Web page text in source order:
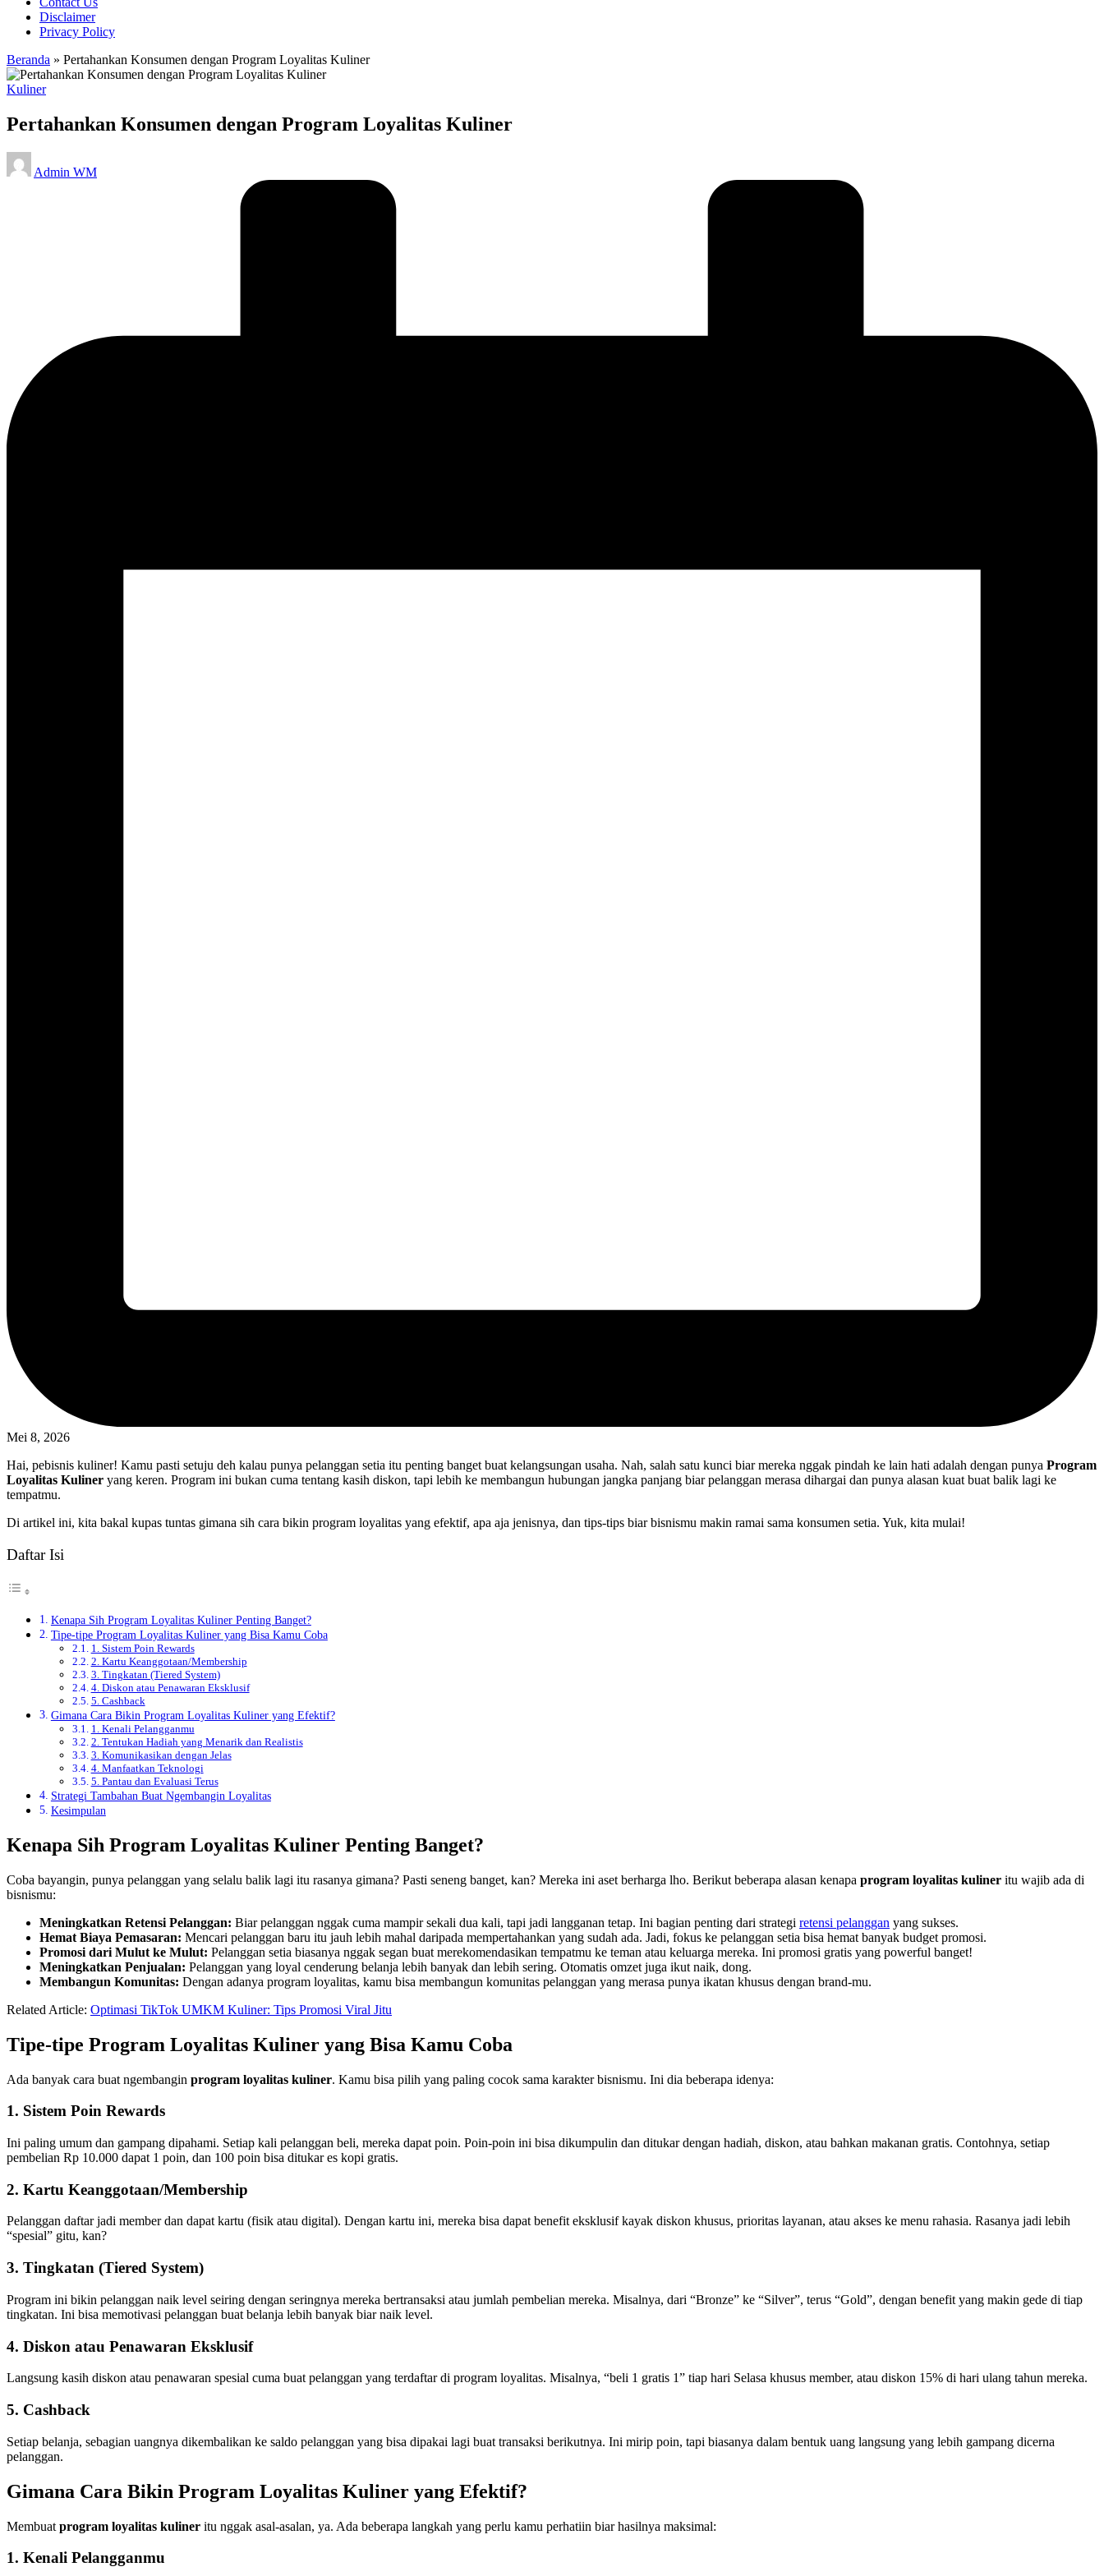
Disclaimer
Privacy Policy
Beranda » Pertahankan Konsumen dengan Program Loyalitas Kuliner
Posted
Kuliner
Pertahankan Konsumen dengan Program Loyalitas Kuliner
Posted
by
Admin WM
Mei 8, 2026
Hai, pebisnis kuliner! Kamu pasti setuju deh kalau punya pelanggan setia itu penting banget buat kelangsungan usaha. Nah, salah satu kunci biar mereka nggak pindah ke lain hati adalah dengan punya Program
Loyalitas Kuliner yang keren. Program ini bukan cuma tentang kasih diskon, tapi lebih ke membangun hubungan jangka panjang biar pelanggan merasa dihargai dan punya alasan kuat buat balik lagi ke
tempatmu.
Di artikel ini, kita bakal kupas tuntas gimana sih cara bikin program loyalitas yang efektif, apa aja jenisnya, dan tips-tips biar bisnismu makin ramai sama konsumen setia. Yuk, kita mulai!
Daftar Isi
Kenapa Sih Program Loyalitas Kuliner Penting Banget?
Tipe-tipe Program Loyalitas Kuliner yang Bisa Kamu Coba
1. Sistem Poin Rewards
2. Kartu Keanggotaan/Membership
3. Tingkatan (Tiered System)
4. Diskon atau Penawaran Eksklusif
5. Cashback
Gimana Cara Bikin Program Loyalitas Kuliner yang Efektif?
1. Kenali Pelangganmu
2. Tentukan Hadiah yang Menarik dan Realistis
3. Komunikasikan dengan Jelas
4. Manfaatkan Teknologi
5. Pantau dan Evaluasi Terus
Strategi Tambahan Buat Ngembangin Loyalitas
Kesimpulan
Kenapa Sih Program Loyalitas Kuliner Penting Banget?
Coba bayangin, punya pelanggan yang selalu balik lagi itu rasanya gimana? Pasti seneng banget, kan? Mereka ini aset berharga lho. Berikut beberapa alasan kenapa program loyalitas kuliner itu wajib ada di
bisnismu:
Meningkatkan Retensi Pelanggan: Biar pelanggan nggak cuma mampir sekali dua kali, tapi jadi langganan tetap. Ini bagian penting dari strategi retensi pelanggan yang sukses.
Hemat Biaya Pemasaran: Mencari pelanggan baru itu jauh lebih mahal daripada mempertahankan yang sudah ada. Jadi, fokus ke pelanggan setia bisa hemat banyak budget promosi.
Promosi dari Mulut ke Mulut: Pelanggan setia biasanya nggak segan buat merekomendasikan tempatmu ke teman atau keluarga mereka. Ini promosi gratis yang powerful banget!
Meningkatkan Penjualan: Pelanggan yang loyal cenderung belanja lebih banyak dan lebih sering. Otomatis omzet juga ikut naik, dong.
Membangun Komunitas: Dengan adanya program loyalitas, kamu bisa membangun komunitas pelanggan yang merasa punya ikatan khusus dengan brand-mu.
Related Article: Optimasi TikTok UMKM Kuliner: Tips Promosi Viral Jitu
Tipe-tipe Program Loyalitas Kuliner yang Bisa Kamu Coba
Ada banyak cara buat ngembangin program loyalitas kuliner. Kamu bisa pilih yang paling cocok sama karakter bisnismu. Ini dia beberapa idenya:
1. Sistem Poin Rewards
Ini paling umum dan gampang dipahami. Setiap kali pelanggan beli, mereka dapat poin. Poin-poin ini bisa dikumpulin dan ditukar dengan hadiah, diskon, atau bahkan makanan gratis. Contohnya, setiap
pembelian Rp 10.000 dapat 1 poin, dan 100 poin bisa ditukar es kopi gratis.
2. Kartu Keanggotaan/Membership
Pelanggan daftar jadi member dan dapat kartu (fisik atau digital). Dengan kartu ini, mereka bisa dapat benefit eksklusif kayak diskon khusus, prioritas layanan, atau akses ke menu rahasia. Rasanya jadi lebih
“spesial” gitu, kan?
3. Tingkatan (Tiered System)
Program ini bikin pelanggan naik level seiring dengan seringnya mereka bertransaksi atau jumlah pembelian mereka. Misalnya, dari “Bronze” ke “Silver”, terus “Gold”, dengan benefit yang makin gede di tiap
tingkatan. Ini bisa memotivasi pelanggan buat belanja lebih banyak biar naik level.
4. Diskon atau Penawaran Eksklusif
Langsung kasih diskon atau penawaran spesial cuma buat pelanggan yang terdaftar di program loyalitas. Misalnya, “beli 1 gratis 1” tiap hari Selasa khusus member, atau diskon 15% di hari ulang tahun mereka.
5. Cashback
Setiap belanja, sebagian uangnya dikembalikan ke saldo pelanggan yang bisa dipakai lagi buat transaksi berikutnya. Ini mirip poin, tapi biasanya dalam bentuk uang langsung yang lebih gampang dicerna
pelanggan.
Gimana Cara Bikin Program Loyalitas Kuliner yang Efektif?
Membuat program loyalitas kuliner itu nggak asal-asalan, ya. Ada beberapa langkah yang perlu kamu perhatiin biar hasilnya maksimal:
1. Kenali Pelangganmu